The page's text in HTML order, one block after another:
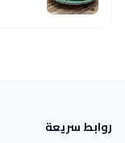
روابط سريعة